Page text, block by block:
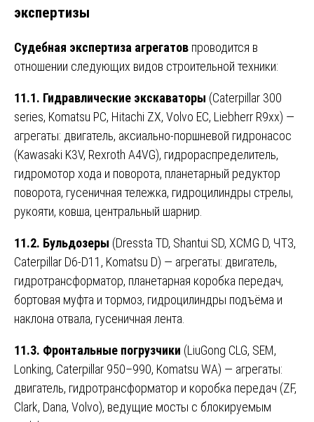
экспертизы
Судебная экспертиза агрегатов проводится в
отношении следующих видов строительной техники:
11.1. Гидравлические экскаваторы (Caterpillar 300
series, Komatsu PC, Hitachi ZX, Volvo EC, Liebherr R9xx) —
агрегаты: двигатель, аксиально-поршневой гидронасос
(Kawasaki K3V, Rexroth A4VG), гидрораспределитель,
гидромотор хода и поворота, планетарный редуктор
поворота, гусеничная тележка, гидроцилиндры стрелы,
рукояти, ковша, центральный шарнир.
11.2. Бульдозеры (Dressta TD, Shantui SD, XCMG D, ЧТЗ,
Caterpillar D6-D11, Komatsu D) — агрегаты: двигатель,
гидротрансформатор, планетарная коробка передач,
бортовая муфта и тормоз, гидроцилиндры подъёма и
наклона отвала, гусеничная лента.
11.3. Фронтальные погрузчики (LiuGong CLG, SEM,
Lonking, Caterpillar 950–990, Komatsu WA) — агрегаты:
двигатель, гидротрансформатор и коробка передач (ZF,
Clark, Dana, Volvo), ведущие мосты с блокируемым